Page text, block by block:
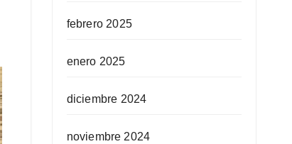
febrero 2025
enero 2025
diciembre 2024
noviembre 2024